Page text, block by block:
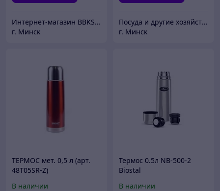
Интернет-магазин BBKSHOP.BY
г. Минск
Посуда и другие хозяйственные товары
г. Минск
ТЕРМОС мет. 0,5 л (арт.
48T05SR-Z)
В наличии
Термос 0.5л NB-500-2
Biostal
В наличии